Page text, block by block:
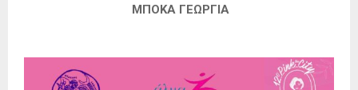
ΜΠΟΚΑ ΓΕΩΡΓΙΑ